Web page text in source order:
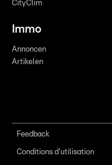
CityClim
Immo
Annoncen
Artikelen
Feedback
Conditions d'utilisation